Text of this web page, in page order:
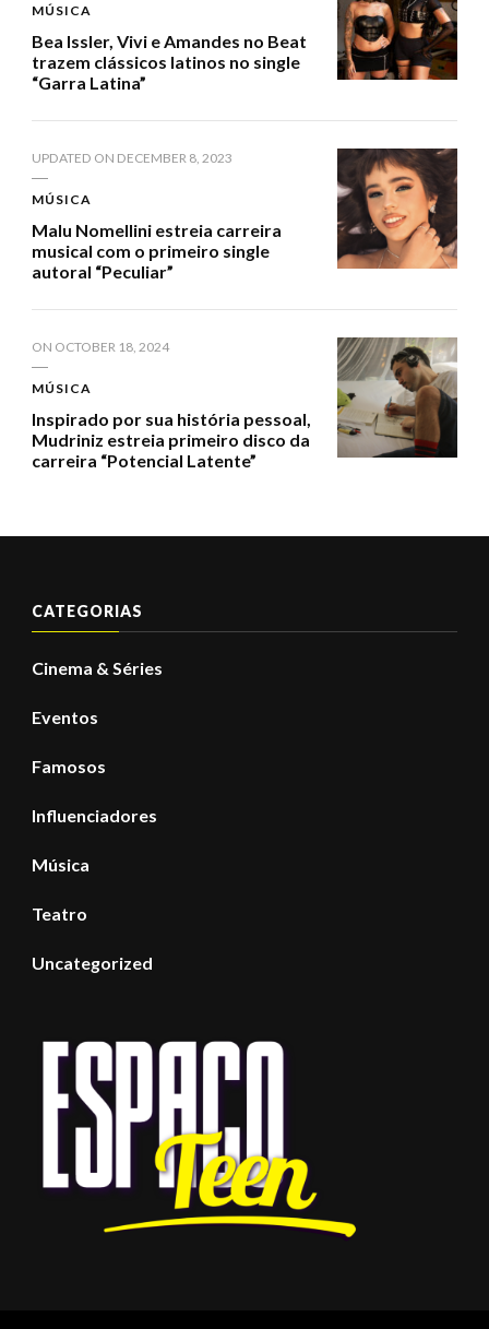
MÚSICA
Bea Issler, Vivi e Amandes no Beat
trazem clássicos latinos no single
“Garra Latina”
UPDATED ON DECEMBER 8, 2023
MÚSICA
Malu Nomellini estreia carreira
musical com o primeiro single
autoral “Peculiar”
ON OCTOBER 18, 2024
MÚSICA
Inspirado por sua história pessoal,
Mudriniz estreia primeiro disco da
carreira “Potencial Latente”
CATEGORIAS
Cinema & Séries
Eventos
Famosos
Influenciadores
Música
Teatro
Uncategorized